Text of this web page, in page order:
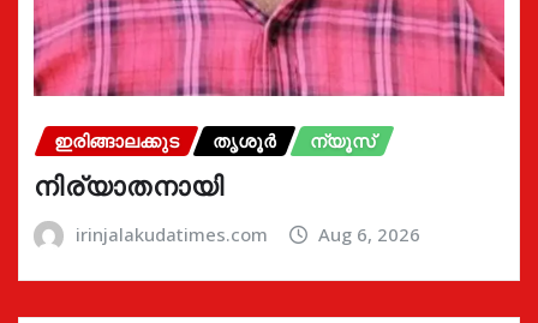
ഇരിങ്ങാലക്കുട തൃശൂർ ന്യൂസ്
നിര്യാതനായി
irinjalakudatimes.com Aug 6, 2026